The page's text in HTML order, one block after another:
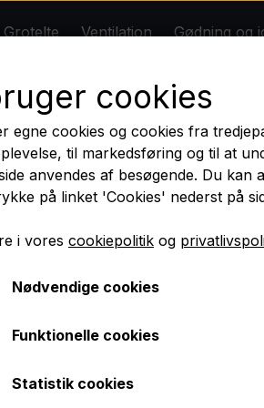
Gødning og jord
BIOBIZZ
Jord
Potter og
Grotelte Ventilation Gødning og
Dansk butik - Dansk lager -
dig nyhedsbrevet og få 10 %
Ventilator 15
Mangler dine planter en blid
cookies
egne cookies og cookies fra
til markedsføring og til at
anvendes af besøgende. Du kan
på linket 'Cookies' nederst på
i vores cookiepolitik og
Nødvendige cookies
Funktionelle cookies
Statistik cookies